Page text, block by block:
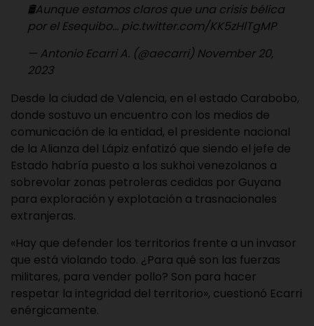
🛢️Aunque estamos claros que una crisis bélica
por el Esequibo… pic.twitter.com/KK5zHlTgMP
— Antonio Ecarri A. (@aecarri) November 20,
2023
Desde la ciudad de Valencia, en el estado Carabobo,
donde sostuvo un encuentro con los medios de
comunicación de la entidad, el presidente nacional
de la Alianza del Lápiz enfatizó que siendo el jefe de
Estado habría puesto a los sukhoi venezolanos a
sobrevolar zonas petroleras cedidas por Guyana
para exploración y explotación a trasnacionales
extranjeras.
«Hay que defender los territorios frente a un invasor
que está violando todo. ¿Para qué son las fuerzas
militares, para vender pollo? Son para hacer
respetar la integridad del territorio», cuestionó Ecarri
enérgicamente.